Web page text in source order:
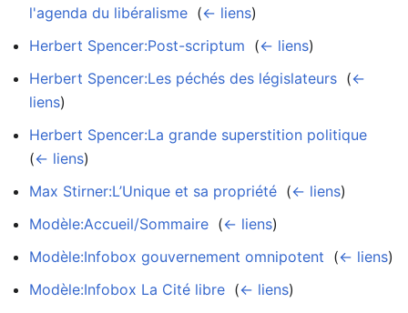
l'agenda du libéralisme (← liens)
Herbert Spencer:Post-scriptum (← liens)
Herbert Spencer:Les péchés des législateurs (←
liens)
Herbert Spencer:La grande superstition politique
(← liens)
Max Stirner:L’Unique et sa propriété (← liens)
Modèle:Accueil/Sommaire (← liens)
Modèle:Infobox gouvernement omnipotent (← liens)
Modèle:Infobox La Cité libre (← liens)